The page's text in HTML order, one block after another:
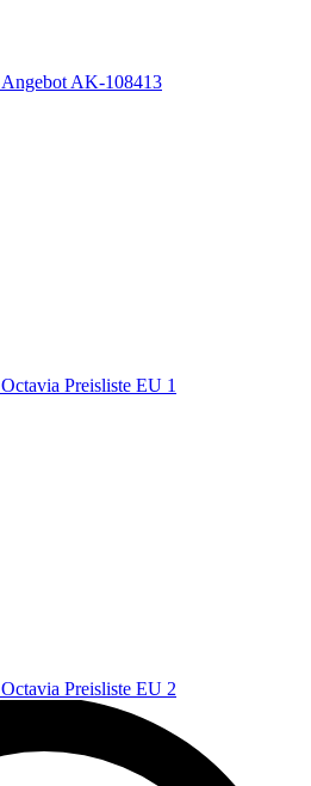
Angebot AK-108413
Octavia Preisliste EU 1
Octavia Preisliste EU 2